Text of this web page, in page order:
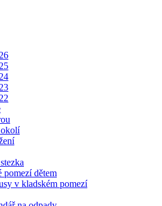
pomezí dětem
v kladském pomezí